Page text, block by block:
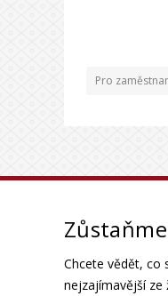
Pro
Chcete vědět, co
nejzajímavější ze